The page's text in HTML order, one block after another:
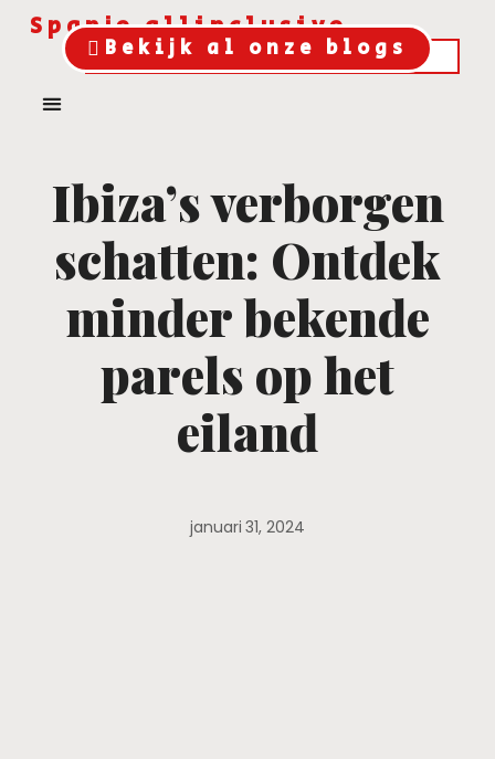
Spanje allinclusive
Bekijk al onze blogs
Ibiza’s verborgen
schatten: Ontdek
minder bekende
parels op het
eiland
januari 31, 2024